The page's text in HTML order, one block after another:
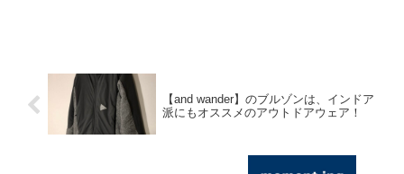
【and wander】のブルゾンは、インドア
派にもオススメのアウトドアウェア！